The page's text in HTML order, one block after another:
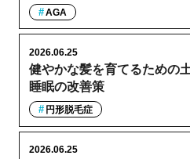
AGA
健やかな髪を育てるための
睡眠の改善策
2026.06.25
円形脱毛症
2026.06.25